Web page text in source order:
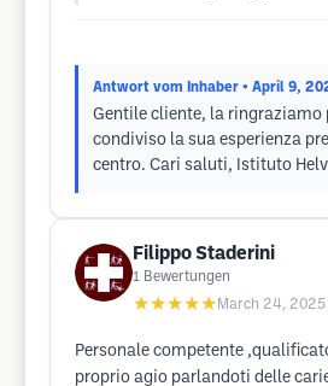
Antwort vom Inhaber • April 9,
Gentile cliente, la ringraziamo
condiviso la sua esperienza
centro. Cari saluti, Istituto
Filippo Staderini
1 Bewertungen
★★★★★ March 24, 2025
Personale competente
proprio agio parlandoti delle